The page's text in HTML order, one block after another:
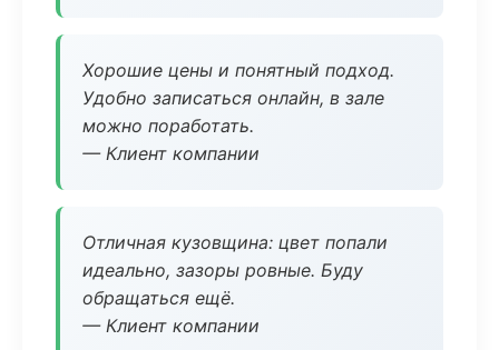
Хорошие цены и понятный подход.
Удобно записаться онлайн, в зале
можно поработать.
— Клиент компании
Отличная кузовщина: цвет попали
идеально, зазоры ровные. Буду
обращаться ещё.
— Клиент компании